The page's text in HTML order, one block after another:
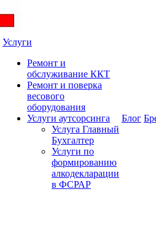
Услуги
Ремонт и
обслуживание ККТ
Ремонт и поверка
весового
оборудования
Услуги аутсорсинга
Услуга Главный
Бухгалтер
Услуги по
формированию
алкодекларации
в ФСРАР
Блог